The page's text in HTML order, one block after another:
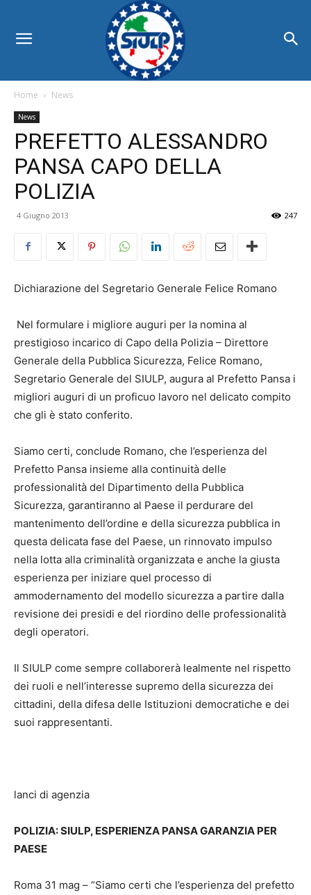
Home News
News
PREFETTO ALESSANDRO
PANSA CAPO DELLA
POLIZIA
4 Giugno 2013 247
Dichiarazione del Segretario Generale Felice Romano
Nel formulare i migliore auguri per la nomina al
prestigioso incarico di Capo della Polizia – Direttore
Generale della Pubblica Sicurezza, Felice Romano,
Segretario Generale del SIULP, augura al Prefetto Pansa i
migliori auguri di un proficuo lavoro nel delicato compito
che gli è stato conferito.
Siamo certi, conclude Romano, che l’esperienza del
Prefetto Pansa insieme alla continuità delle
professionalità del Dipartimento della Pubblica
Sicurezza, garantiranno al Paese il perdurare del
mantenimento dell’ordine e della sicurezza pubblica in
questa delicata fase del Paese, un rinnovato impulso
nella lotta alla criminalità organizzata e anche la giusta
esperienza per iniziare quel processo di
ammodernamento del modello sicurezza a partire dalla
revisione dei presidi e del riordino delle professionalità
degli operatori.
Il SIULP come sempre collaborerà lealmente nel rispetto
dei ruoli e nell’interesse supremo della sicurezza dei
cittadini, della difesa delle Istituzioni democratiche e dei
suoi rappresentanti.
lanci di agenzia
POLIZIA: SIULP, ESPERIENZA PANSA GARANZIA PER
PAESE
Roma 31 mag – “Siamo certi che l’esperienza del prefetto